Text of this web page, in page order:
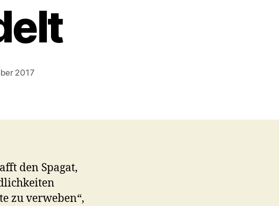
2017
den Spagat,
zu verweben“,